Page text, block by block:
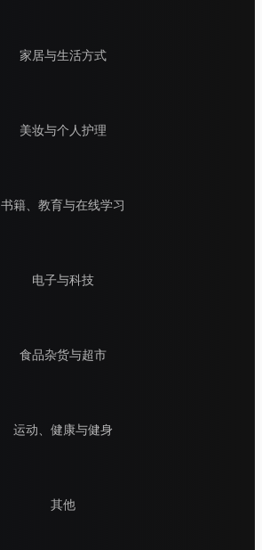
家居与生活方式
美妆与个人护理
书籍、教育与在线学习
电子与科技
食品杂货与超市
运动、健康与健身
其他